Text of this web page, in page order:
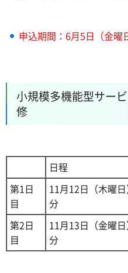
申込期間：6月5日（金曜
小規模多機能型サー
修
日程
第1日
目
11月12日（木曜
分
第2日
目
11月13日（金曜
分